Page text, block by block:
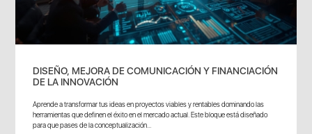
DISEÑO, MEJORA DE COMUNICACIÓN Y FINANCIACIÓN
DE LA INNOVACIÓN
Aprende a transformar tus ideas en proyectos viables y rentables dominando las
herramientas que definen el éxito en el mercado actual. Este bloque está diseñado
para que pases de la conceptualización...